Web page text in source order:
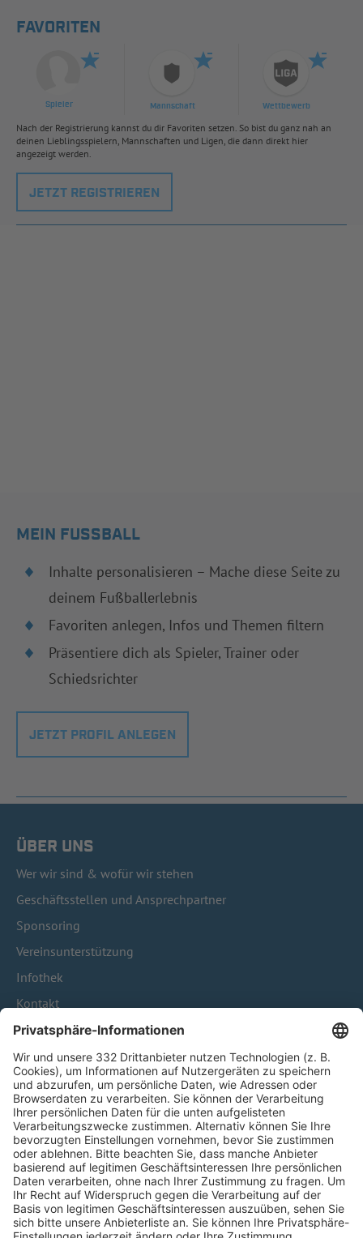
FAVORITEN
Spieler Mannschaft Wettbewerb
Nach der Registrierung kannst du dir Favoriten setzen. So bist du ganz nah an
deinen Lieblingsspielern, Mannschaften und Ligen, die dann direkt hier
angezeigt werden.
JETZT REGISTRIEREN
MEIN FUSSBALL
Inhalte personalisieren – Mache diese Seite zu
deinem Fußballerlebnis
Favoriten anlegen, Infos und Themen filtern
Präsentiere dich als Spieler, Trainer oder
Schiedsrichter
JETZT PROFIL ANLEGEN
ÜBER UNS
Wer wir sind & wofür wir stehen
Geschäftsstellen und Ansprechpartner
Sponsoring
Vereinsunterstützung
Infothek
Kontakt
HÄUFIG BESUCHTE SEITEN
Pässe und Vereinswechsel
Trainerausbildung
Schulungsangebot Vereinsmitarbeiter
BFV-Geschäftsstellen
Trainerbörse
Login SpielPlus